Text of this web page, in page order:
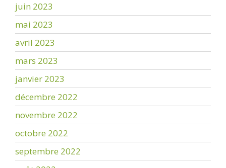
juin 2023
mai 2023
avril 2023
mars 2023
janvier 2023
décembre 2022
novembre 2022
octobre 2022
septembre 2022